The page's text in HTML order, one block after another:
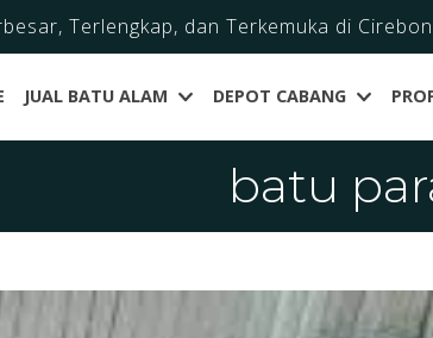
Terlengkap, dan Terkemuka di
JUAL BATU ALAM DEPOT CABANG
batu